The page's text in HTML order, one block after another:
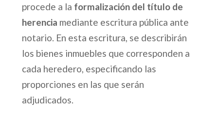
procede a la formalización del título de
herencia mediante escritura pública ante
notario. En esta escritura, se describirán
los bienes inmuebles que corresponden a
cada heredero, especificando las
proporciones en las que serán
adjudicados.